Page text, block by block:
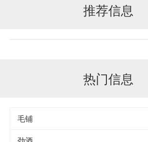
推荐信息
热门信息
毛铺